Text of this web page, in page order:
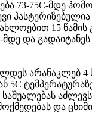
73-75C-მდე
პასტერიზებულია
15 წამის
მდე და
არანაკლებ 4
5C
აძლევს
და